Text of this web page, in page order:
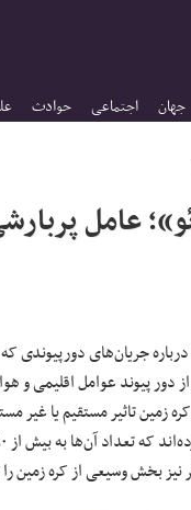
جهان اجتماعی حوادث
عامل
درباره جریان‌های
دور پیوند عوامل اقلیمی و
زمین تاثیر مستقیم یا غیر
نیز بخش وسیعی از کره زمین